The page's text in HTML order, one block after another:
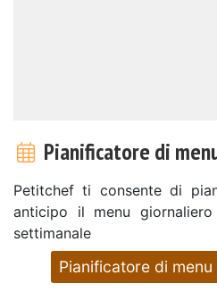
Pianificatore di
Petitchef ti consente di
anticipo il menu
settimanale
Pianificatore di menu